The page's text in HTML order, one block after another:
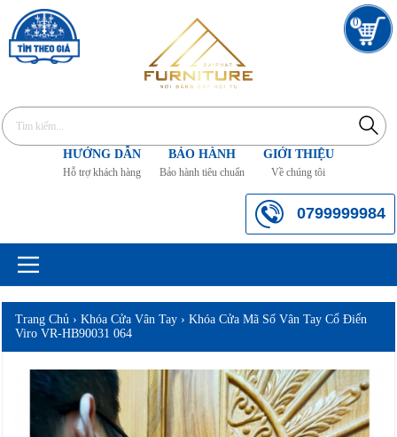
0
HƯỚNG DẪN
Hỗ trợ khách hàng
BẢO HÀNH
Bảo hành tiêu chuẩn
GIỚI THIỆU
Về chúng tôi
0799999984
Trang Chủ ›Khóa Cửa Vân Tay ›Khóa Cửa Mã Số Vân Tay Cổ Điển
Viro VR-HB90031 064